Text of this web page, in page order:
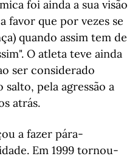
foi ainda a sua visão
favor que por vezes se
quando assim tem de
O atleta teve ainda
ser considerado
pela agressão a
atrás.
a fazer pára-
Em 1999 tornou-